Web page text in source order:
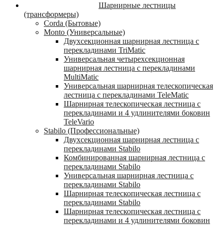
Шарнирные лестницы
(трансформеры)
Corda (Бытовые)
Monto (Универсальные)
Двухсекционная шарнирная лестница с
перекладинами TriMatic
Универсальная четырехсекционная
шарнирная лестница с перекладинами
MultiMatic
Универсальная шарнирная телескопическая
лестница с перекладинами TeleMatic
Шарнирная телескопическая лестница с
перекладинами и 4 удлинителями боковин
TeleVario
Stabilo (Профессиональные)
Двухсекционная шарнирная лестница с
перекладинами Stabilo
Комбинированная шарнирная лестница с
перекладинами Stabilo
Универсальная шарнирная лестница с
перекладинами Stabilo
Шарнирная телескопическая лестница с
перекладинами Stabilo
Шарнирная телескопическая лестница с
перекладинами и 4 удлинителями боковин